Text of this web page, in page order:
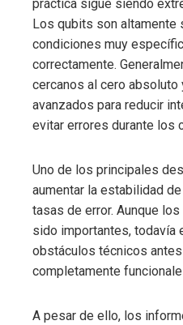
práctica sigue siendo
Los qubits son altamente
condiciones muy
correctamente.
cercanos al cero
avanzados para reducir
evitar errores durante los
Uno de los principales
aumentar la estabilidad
tasas de error. Aunque
sido importantes, todavía
obstáculos técnicos
completamente
A pesar de ello, los